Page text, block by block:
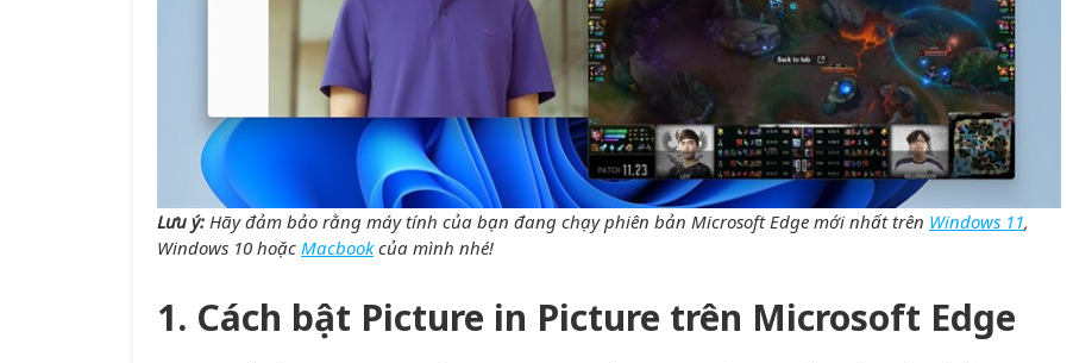
Lưu ý: Hãy đảm bảo rằng máy tính của bạn đang chạy phiên bản Microsoft Edge mới nhất trên Windows 11,
Windows 10 hoặc Macbookcủa mình nhé!
1. Cách bật Picture in Picture trên Microsoft Edge